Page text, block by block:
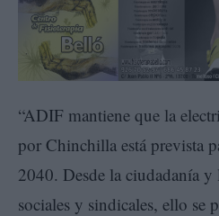
“ADIF mantiene que la
por Chinchilla está prevista
2040. Desde la ciudadanía y
sociales y sindicales, ello se